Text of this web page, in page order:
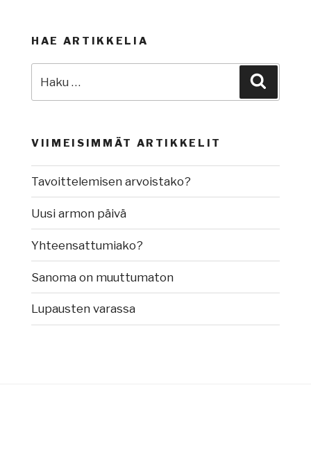
HAE ARTIKKELIA
VIIMEISIMMÄT ARTIKKELIT
Tavoittelemisen arvoistako?
Uusi armon päivä
Yhteensattumiako?
Sanoma on muuttumaton
Lupausten varassa